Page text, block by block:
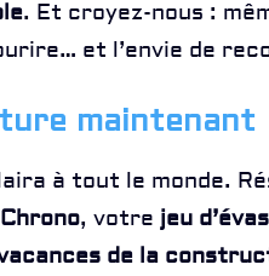
. Et croyez-nous :
et l’envie de
maintenant
à tout le monde.
, votre jeu
de la